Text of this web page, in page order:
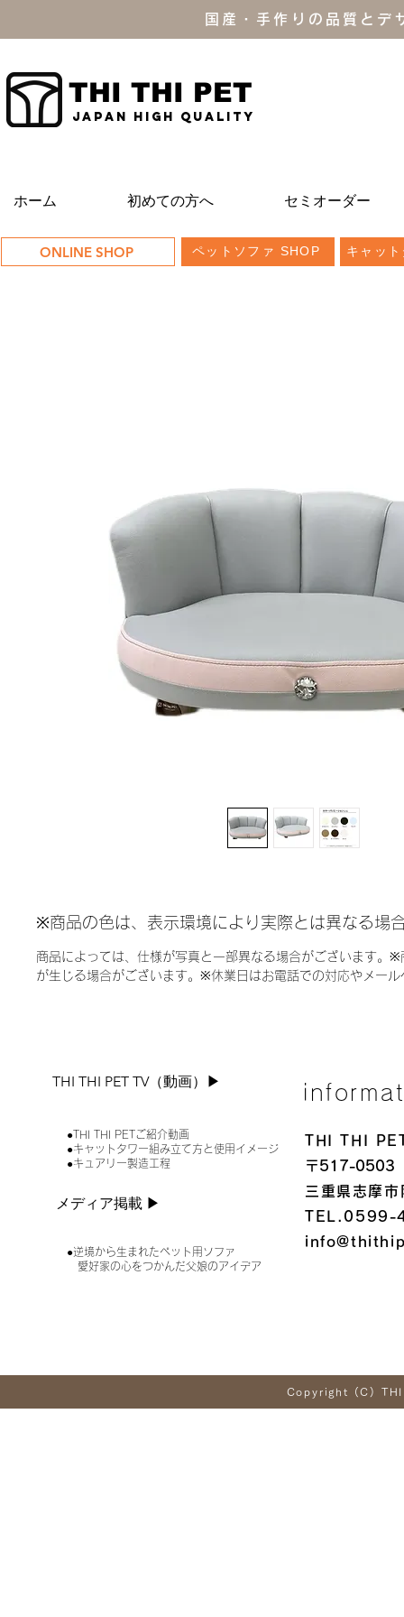
国産・手作りの品質と
THI THI PET
JAPAN high quality
ホーム 初めての方へ セミオーダー
ONLINE SHOP ペットソファ SHOP キャッ
※商品の色は、表示環境により実際とは異なる場
商品によっては、仕様が写真と一部異なる場合がございます。
が生じる場合がございます。※休業日はお電話での対応やメー
THI THI PET TV（動画）▶︎
●THI THI PETご紹介動画
●キャットタワー組み立て方と使用イメージ
●キュアリー製造工程
メディア掲載 ▶︎
●逆境から生まれたペット用ソファ
愛好家の心をつかんだ父娘のアイデア
THI THI
〒517-0503
三重県志摩
TEL.0599-
Copyright (C)